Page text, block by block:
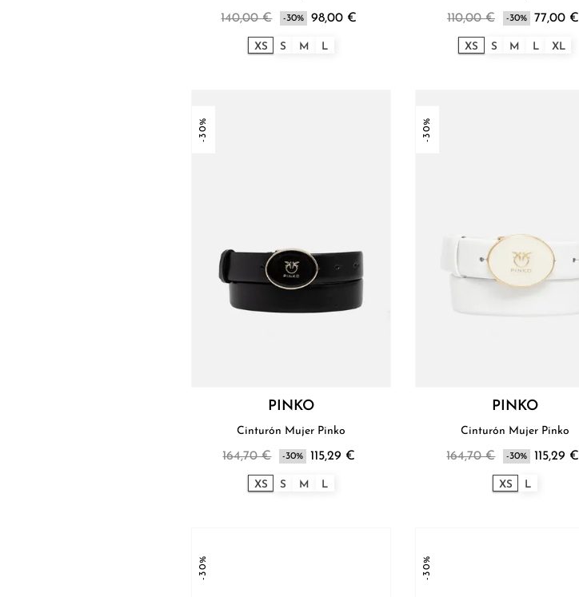
140,00 € -30% 98,00 €
XS S M L
110,00 € -30% 77,00 €
XS S M L XL
-30%
PINKO
Cinturón Mujer Pinko
164,70 € -30% 115,29 €
XS S M L
-30%
PINKO
Cinturón Mujer Pinko
164,70 € -30% 115,29 €
XS L
-30% -30%